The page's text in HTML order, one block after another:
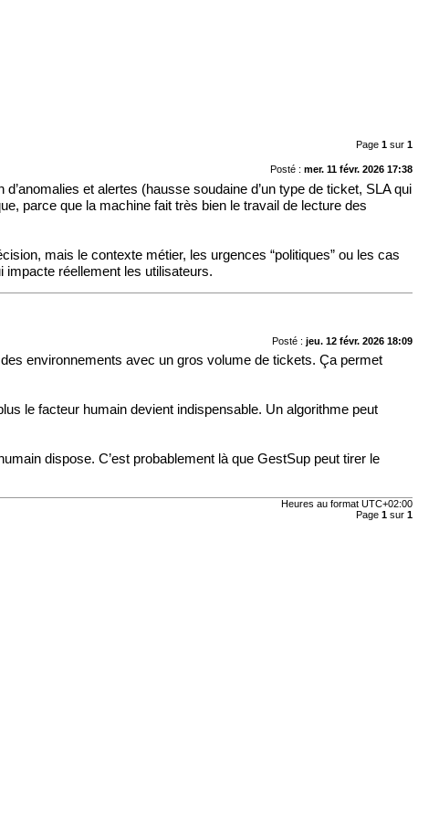
Page 1sur 1
Posté : mer. 11 févr. 2026 17:38
et alertes (hausse soudaine d’un type de ticket, SLA qui
parce que la machine fait très bien le travail de lecture des
mais le contexte métier, les urgences “politiques” ou les cas
impacte réellement les utilisateurs.
Posté : jeu. 12 févr. 2026 18:09
environnements avec un gros volume de tickets. Ça permet
le facteur humain devient indispensable. Un algorithme peut
dispose. C’est probablement là que GestSup peut tirer le
Heures au format UTC+02:00
Page 1sur 1